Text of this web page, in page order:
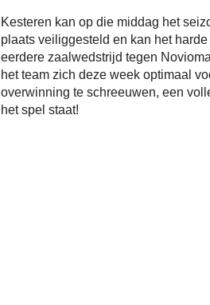
Kesteren kan op die middag het
plaats veiliggesteld en kan het
eerdere zaalwedstrijd tegen
het team zich deze week optimaal
overwinning te schreeuwen, een
het spel staat!